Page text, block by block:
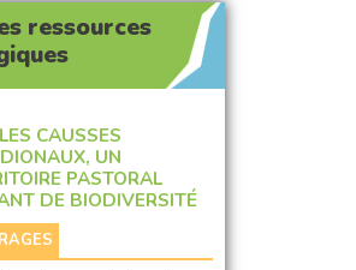
ressources
CAUSSES
UN
PASTORAL
DE BIODIVERSITÉ